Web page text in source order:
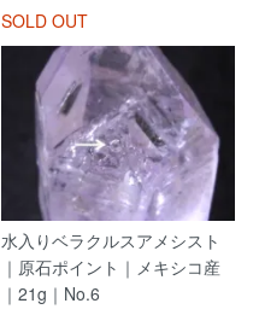
SOLD OUT
水入りベラクルスアメシスト
｜原石ポイント｜メキシコ産
｜21g｜No.6